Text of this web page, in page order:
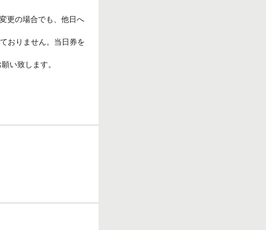
更の場合でも、他日へ
おりません。当日券を
い致します。